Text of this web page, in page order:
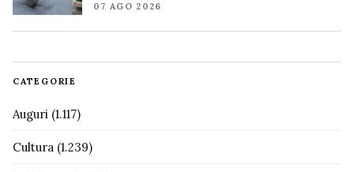
07 AGO 2026
CATEGORIE
Auguri (1.117)
Cultura (1.239)